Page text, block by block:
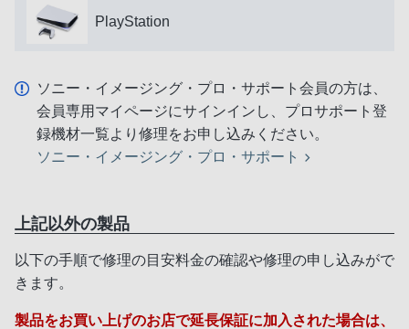
PlayStation
ソニー・イメージング・プロ・サポート会員の方は、
会員専用マイページにサインインし、プロサポート登
録機材一覧より修理をお申し込みください。
ソニー・イメージング・プロ・サポート
上記以外の製品
以下の手順で修理の目安料金の確認や修理の申し込みがで
きます。
製品をお買い上げのお店で延長保証に加入された場合は、